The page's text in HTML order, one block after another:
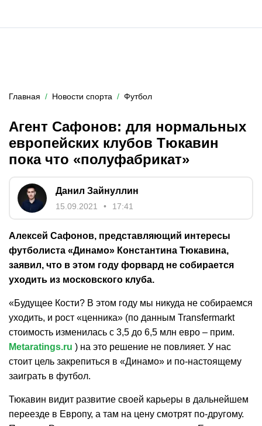
Главная Новости спорта Футбол
Агент Сафонов: для нормальных
европейских клубов Тюкавин
пока что «полуфабрикат»
Данил Зайнуллин
15.09.2021 17:41
Алексей Сафонов, представляющий интересы
футболиста «Динамо» Константина Тюкавина,
заявил, что в этом году форвард не собирается
уходить из московского клуба.
«Будущее Кости? В этом году мы никуда не собираемся
уходить, и рост «ценника» (по данным Transfermarkt
стоимость изменилась с 3,5 до 6,5 млн евро – прим.
Metaratings.ru ) на это решение не повлияет. У нас
стоит цель закрепиться в «Динамо» и по-настоящему
заиграть в футбол.
Тюкавин видит развитие своей карьеры в дальнейшем
переезде в Европу, а там на цену смотрят по-другому.